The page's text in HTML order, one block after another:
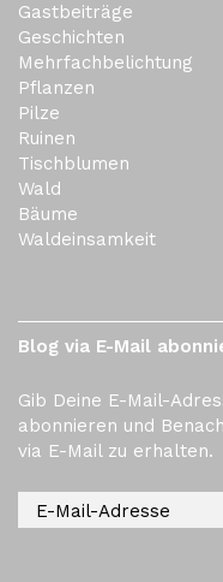
Gastbeiträge
Geschichten
Mehrfachbelichtung
Pflanzen
Pilze
Ruinen
Tischblumen
Wald
Bäume
Waldeinsamkeit
Blog via E-Mail
Gib Deine E-Mail-
abonnieren und
via E-Mail zu erhalten.